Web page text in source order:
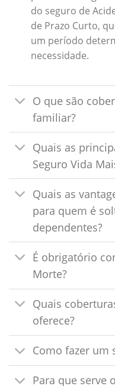
do seguro de
de Prazo Curto,
um período
necessidade.
O que são
familiar?
Quais as
Seguro Vida
Quais as
para quem é
dependentes?
É obrigatório
Morte?
Quais
oferece?
Como fazer um
Para que serve